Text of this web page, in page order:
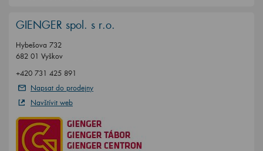
GIENGER spol. s r.o.
Hybešova 732
682 01 Vyškov
+420 731 425 891
Napsat do prodejny
Navštívit web